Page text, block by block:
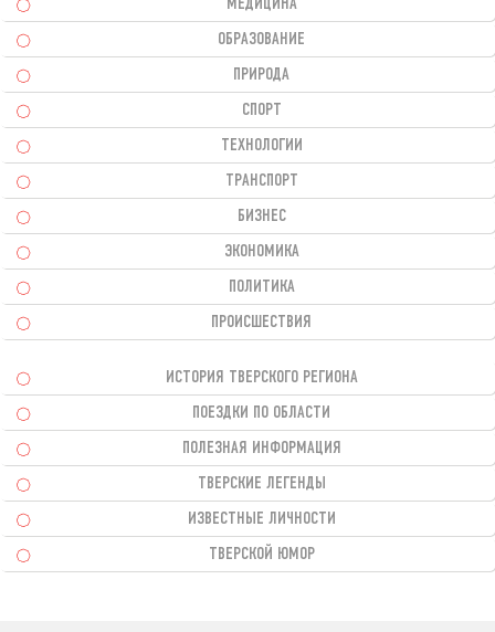
МЕДИЦИНА
ОБРАЗОВАНИЕ
ПРИРОДА
СПОРТ
ТЕХНОЛОГИИ
ТРАНСПОРТ
БИЗНЕС
ЭКОНОМИКА
ПОЛИТИКА
ПРОИСШЕСТВИЯ
ИСТОРИЯ ТВЕРСКОГО РЕГИОНА
ПОЕЗДКИ ПО ОБЛАСТИ
ПОЛЕЗНАЯ ИНФОРМАЦИЯ
ТВЕРСКИЕ ЛЕГЕНДЫ
ИЗВЕСТНЫЕ ЛИЧНОСТИ
ТВЕРСКОЙ ЮМОР